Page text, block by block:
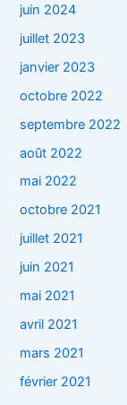
juin 2024
juillet 2023
janvier 2023
octobre 2022
septembre 2022
août 2022
mai 2022
octobre 2021
juillet 2021
juin 2021
mai 2021
avril 2021
mars 2021
février 2021